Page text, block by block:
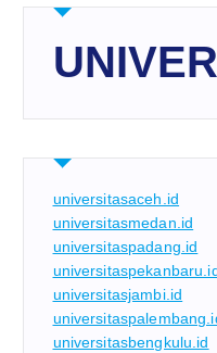
universitasaceh.id
universitasmedan.id
universitaspadang.id
universitasjambi.id
universitasbengkulu.id